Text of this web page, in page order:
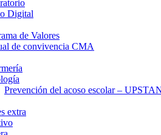
Digital
de Valores
de convivencia CMA
Prevención del acoso escolar –
extra